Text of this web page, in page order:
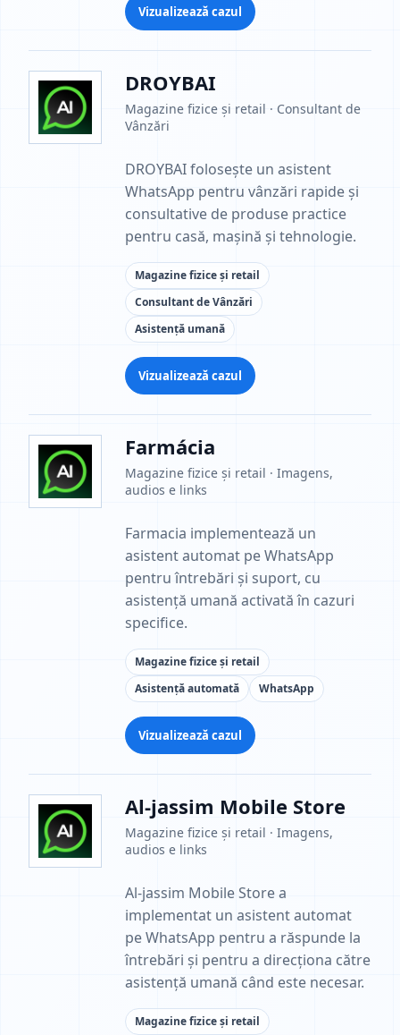
Vizualizează cazul
DROYBAI
Magazine fizice și retail · Consultant de
Vânzări
DROYBAI folosește un asistent
WhatsApp pentru vânzări rapide și
consultative de produse practice
pentru casă, mașină și tehnologie.
Magazine fizice și retail
Consultant de Vânzări
Asistență umană
Vizualizează cazul
Farmácia
Magazine fizice și retail · Imagens,
audios e links
Farmacia implementează un
asistent automat pe WhatsApp
pentru întrebări și suport, cu
asistență umană activată în cazuri
specifice.
Magazine fizice și retail
Asistență automată
WhatsApp
Vizualizează cazul
Al-jassim Mobile Store
Magazine fizice și retail · Imagens,
audios e links
Al-jassim Mobile Store a
implementat un asistent automat
pe WhatsApp pentru a răspunde la
întrebări și pentru a direcționa către
asistență umană când este necesar.
Magazine fizice și retail